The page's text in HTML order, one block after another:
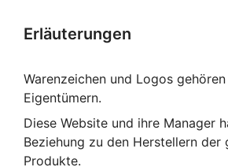
Erläuterungen
Warenzeichen und Logos
Eigentümern.
Diese Website und ihre Manager
Beziehung zu den Herstellern der
Produkte.